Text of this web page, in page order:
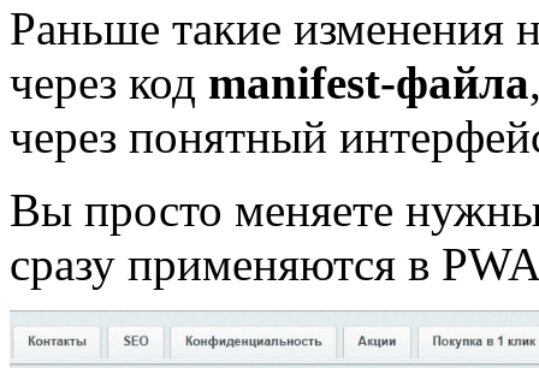
Раньше такие
через код manifest-файла
через понятный
Вы просто меняете
сразу применяются в